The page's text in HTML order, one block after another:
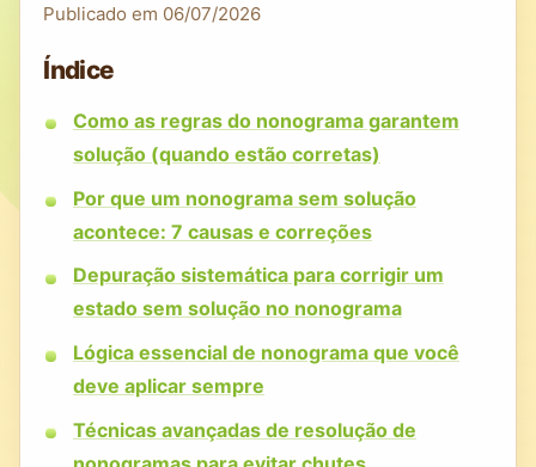
Publicado em 06/07/2026
Índice
Como as regras do nonograma garantem
solução (quando estão corretas)
Por que um nonograma sem solução
acontece: 7 causas e correções
Depuração sistemática para corrigir um
estado sem solução no nonograma
Lógica essencial de nonograma que você
deve aplicar sempre
Técnicas avançadas de resolução de